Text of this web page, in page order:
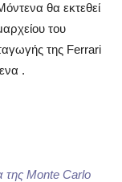
θα εκτεθεί
του
της Ferrari
.
Monte Carlo